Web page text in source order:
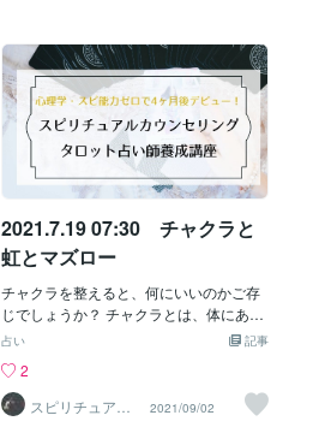
んでも後悔はない！」と思えるほどの精
神的にMAXな状態を指します。仕事にお
いては大きなプロジェクトを大成功に導
いたり、仕事を通してあこがれの人に出
会うことができたりした瞬間などごく限
られた人だけが至ることのできるステー
ジです。 この自己実現欲求のステージに
入った人は、放っておいても勝手に成長
します。会社（組織）として
多いのではないでしょうか。本記事で
は、そうした悩みを持つあなたのため
に、実践的なヒントをご紹介します。取
り上げるのは、心理学の分野で長年研究
されてきた「マズローの欲求段階説」と
「自己決定理論」という2つの代表的なモ
チベーション理論です。理論を知ること
は、決して難しくはありません。それぞ
れのメンバーが今、何を求めているの
か、何が彼らの内発的なやる気を引き出
すのかを理解することで、あなたに合っ
た最適なアプローチが見つかるはずで
す。マズローの欲求段階説：メンバーの
「今」を知る羅針盤マズローの欲求段階
層に分けて示した理論です。この考え方
を理解することで、チームメンバーが今
どの段階の欲求を重視しているのかを把
2021.7.19 07:30 チャクラと
虹とマズロー
チャクラを整えると、何にいいのかご存
じでしょうか？ チャクラとは、体にある
エネルギーの出入り口なんですね。 それ
色で、虹色と同じ配色なのです。 やっぱ
り７という数字と、この7色は意味深いで
すよね！ チャクラを整えると、 各臓器を
記事
占い
2
スピリチュアル
研究家 Reiko
2021/09/02